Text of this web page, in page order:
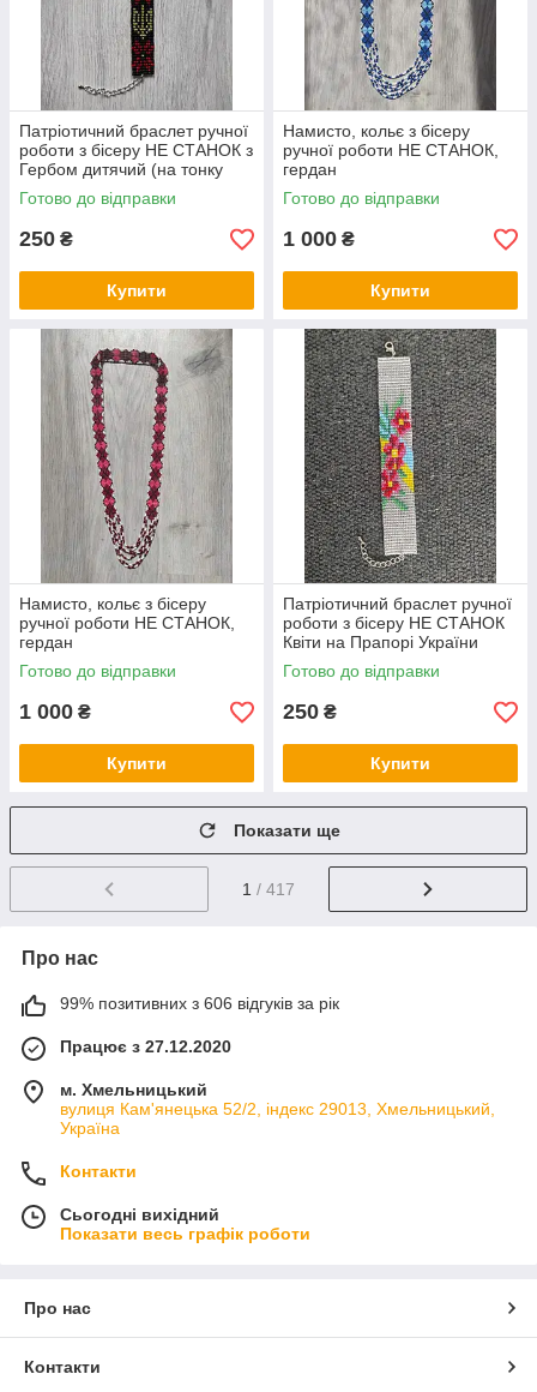
Патріотичний браслет ручної
роботи з бісеру НЕ СТАНОК з
Гербом дитячий (на тонку
руку)
Готово до відправки
250 ₴
Купити
Намисто, кольє з бісеру
ручної роботи НЕ СТАНОК,
гердан
Готово до відправки
1 000 ₴
Купити
Намисто, кольє з бісеру
ручної роботи НЕ СТАНОК,
гердан
Готово до відправки
1 000 ₴
Купити
Патріотичний браслет ручної
роботи з бісеру НЕ СТАНОК
Квіти на Прапорі України
Готово до відправки
250 ₴
Купити
Показати ще
1 / 417
Про нас
99% позитивних з 606 відгуків за рік
Працює з 27.12.2020
м. Хмельницький
вулиця Кам'янецька 52/2, індекс 29013, Хмельницький,
Україна
Контакти
Сьогодні вихідний
Показати весь графік роботи
Про нас
Контакти